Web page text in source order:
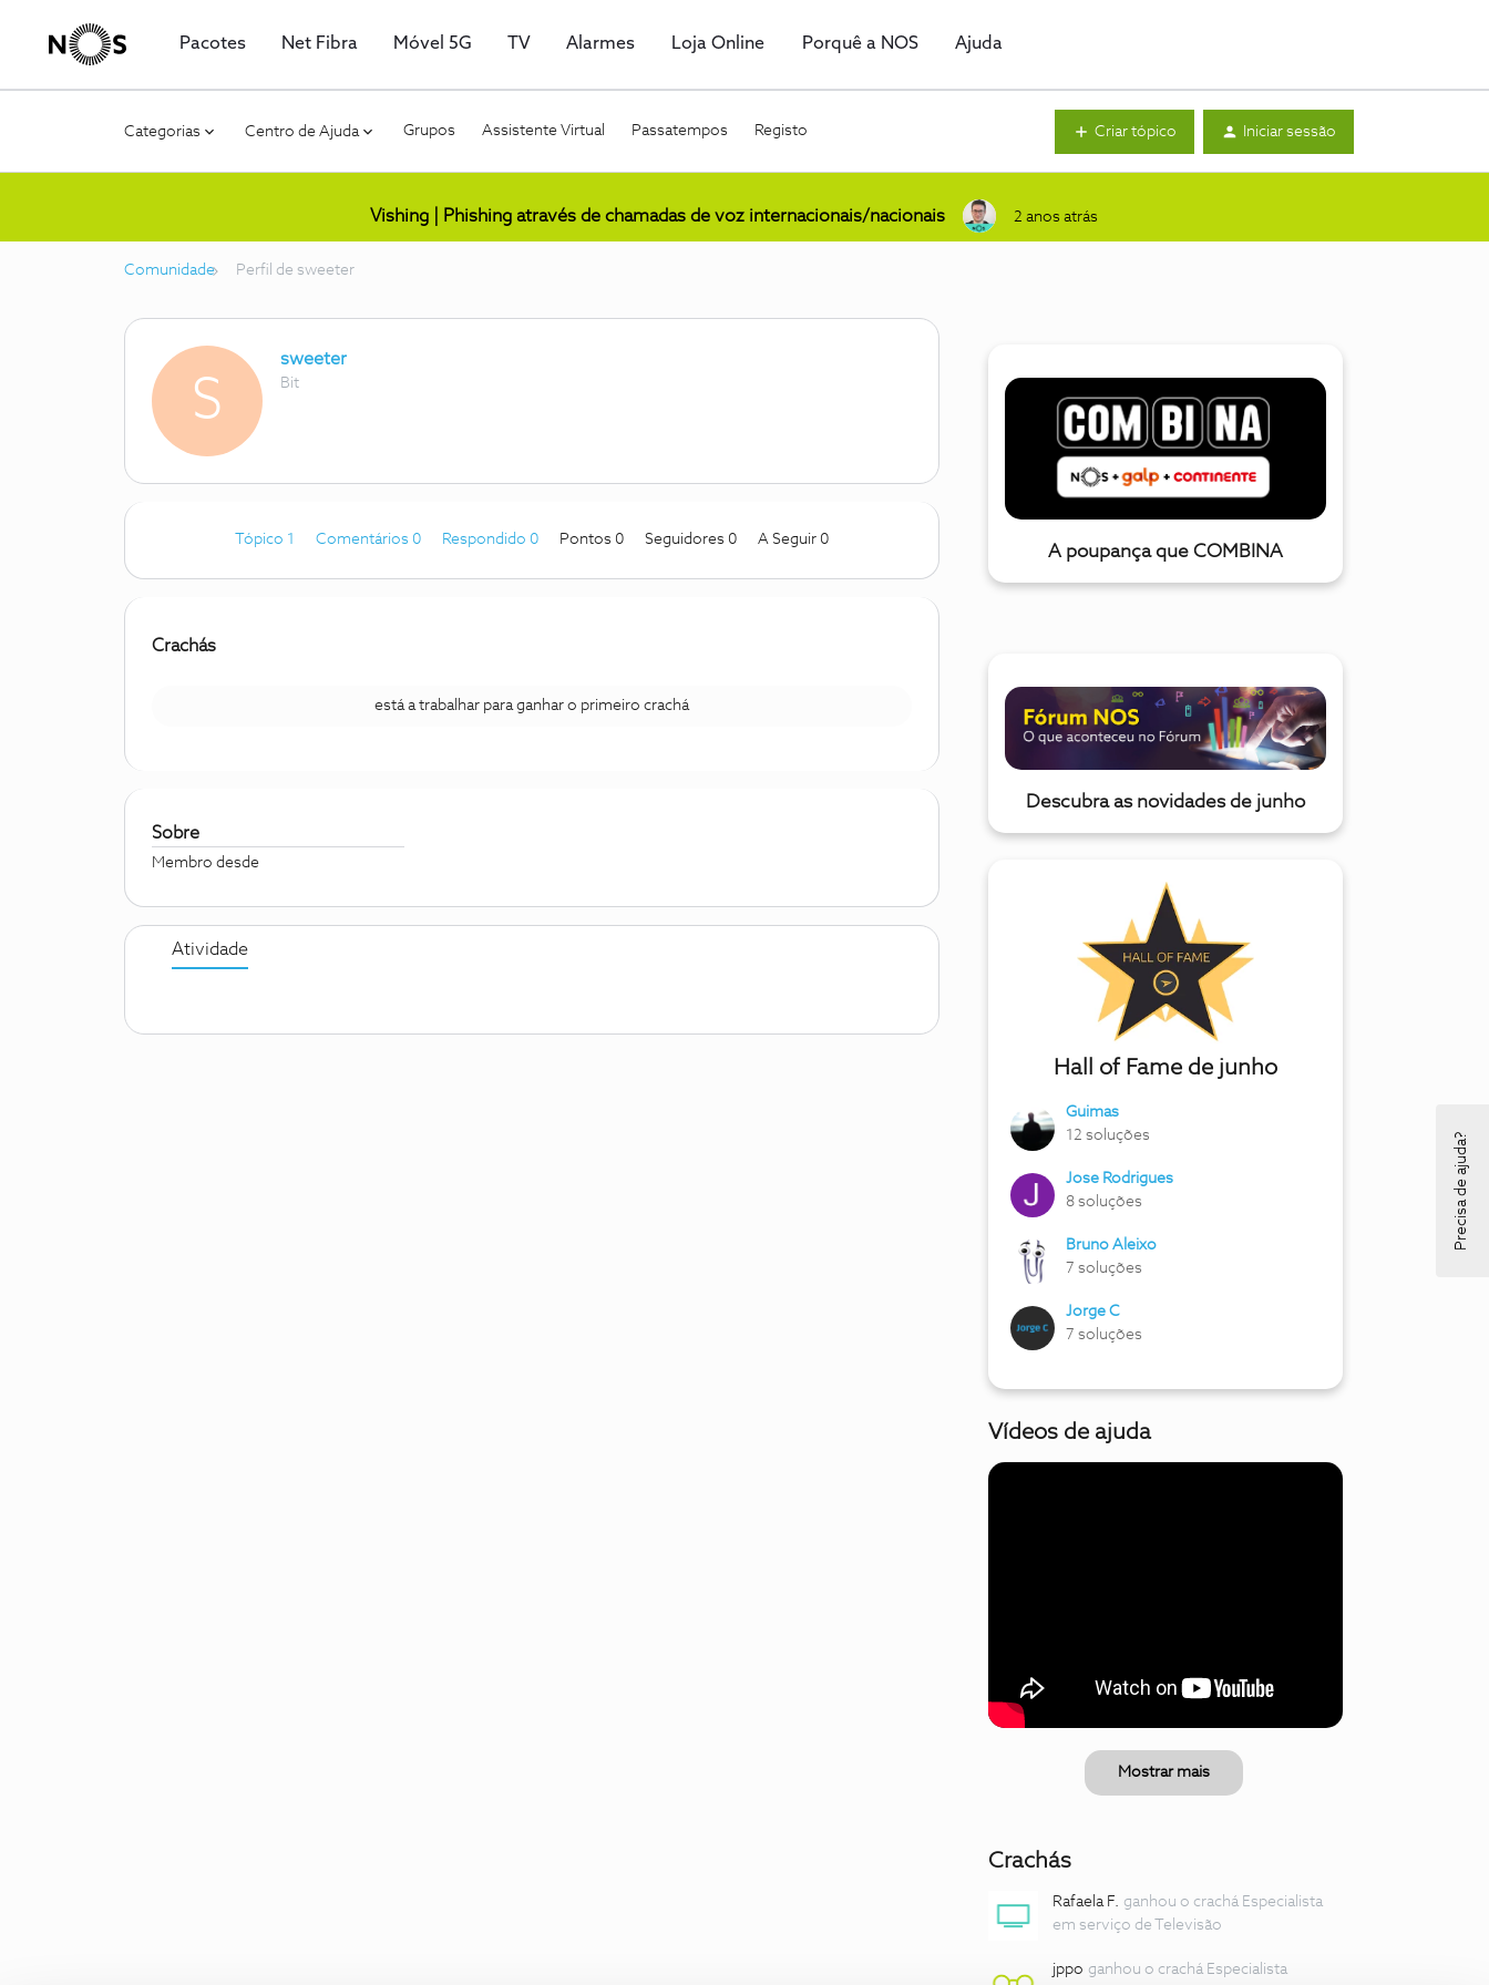
Pacotes Net Fibra Móvel 5G TV Alarmes Loja Online Porquê a NOS Ajuda
Categorias Centro de Ajuda Grupos Assistente Virtual Passatempos Registo Criar tópico Iniciar sessão
Vishing | Phishing através de chamadas de voz internacionais/nacionais 2 anos atrás
Comunidade Perfil de sweeter
S
sweeter
Bit
Tópico 1 Comentários 0 Respondido 0 Pontos 0 Seguidores 0 A Seguir 0
Crachás
está a trabalhar para ganhar o primeiro crachá
Sobre
Membro desde
Atividade
A poupança que COMBINA
Descubra as novidades de junho
Hall of Fame de junho
Guimas
12 soluções
Jose Rodrigues
8 soluções
Bruno Aleixo
7 soluções
Jorge C
7 soluções
Vídeos de ajuda
Mostrar mais
Crachás
Rafaela F. ganhou o crachá Especialista
em serviço de Televisão
jppo ganhou o crachá Especialista
Precisa de ajuda?